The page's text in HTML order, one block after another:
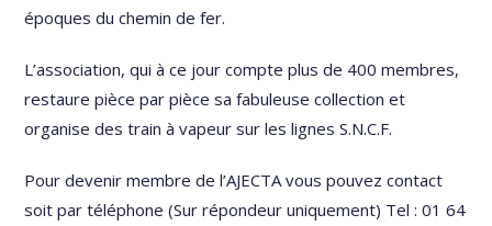
époques du chemin de fer.
L’association, qui à ce jour compte plus de 400 membres,
restaure pièce par pièce sa fabuleuse collection et
organise des train à vapeur sur les lignes S.N.C.F.
Pour devenir membre de l’AJECTA vous pouvez contact
soit par téléphone (Sur répondeur uniquement) Tel : 01 64